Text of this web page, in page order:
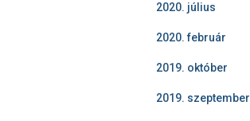
2020. július
2020. február
2019. október
2019. szeptember